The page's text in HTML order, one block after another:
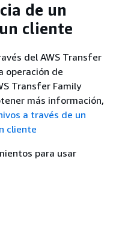
de un
cliente
del AWS Transfer
operación de
Transfer Family
más información,
a través de un
cliente
para usar